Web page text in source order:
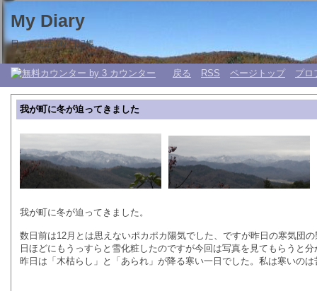
My Diary
日々の生活 My 日記帳。
戻る RSS ページトップ プロ
我が町に冬が迫ってきました
我が町に冬が迫ってきました。
数日前は12月とは思えないポカポカ陽気でした、ですが昨日の寒気団
日ほどにもうっすらと雪化粧したのですが今回は写真を見てもらうと
昨日は「木枯らし」と「あられ」が降る寒い一日でした。私は寒いの